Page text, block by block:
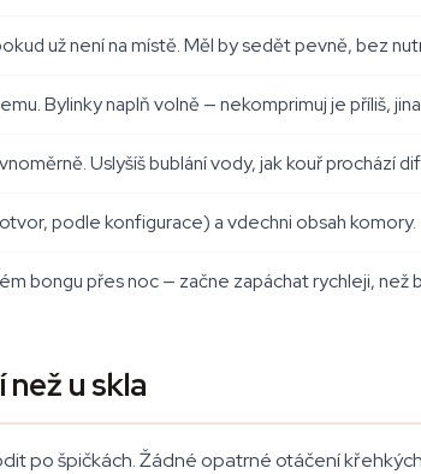
už není na místě. Měl by sedět pevně, bez
Bylinky naplň volně — nekomprimuj je příliš,
Uslyšíš bublání vody, jak kouř prochází
podle konfigurace) a vdechni obsah komory.
bongu přes noc — začne zapáchat rychleji, než
u skla
po špičkách. Žádné opatrné otáčení